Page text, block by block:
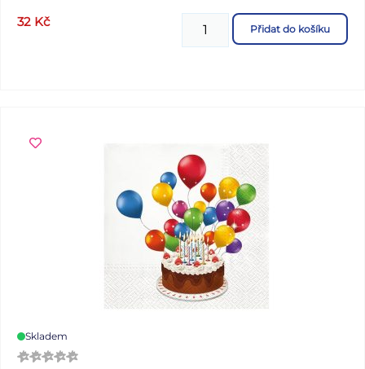
32 Kč Přidat do košíku
Skladem